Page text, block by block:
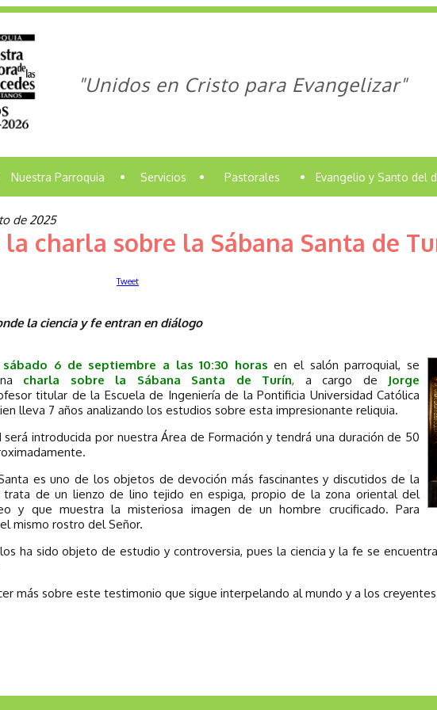
"Unidos en Cristo para Evangelizar"
Nuestra Parroquia • Servicios • Pastorales • Evangelio y Santo del
de 2025
la charla sobre la Sábana Santa de
Tweet
la ciencia y fe entran en diálogo
sábado 6 de septiembre a las 10:30 horas en el salón parroquial, se
charla sobre la Sábana Santa de Turín, a cargo de
Jorge
titular de la Escuela de Ingeniería de la Pontificia Universidad Católica
lleva 7 años analizando los estudios sobre esta impresionante reliquia.
será introducida por nuestra Área de Formación y tendrá una duración de 50
es uno de los objetos de devoción más fascinantes y discutidos de la
trata de un lienzo de lino tejido en espiga, propio de la zona oriental del
y que muestra la misteriosa imagen de un hombre crucificado. Para
mismo rostro del Señor.
ha sido objeto de estudio y controversia, pues la ciencia y la fe se
más sobre este testimonio que sigue interpelando al mundo y a los